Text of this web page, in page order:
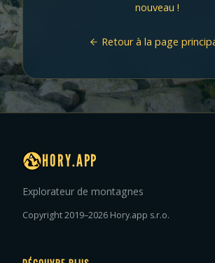
nouveau !
Retour à la page
HORY.APP
Explorateur de montagnes
Copyright 2019–2026 Hory.app s.r.o.